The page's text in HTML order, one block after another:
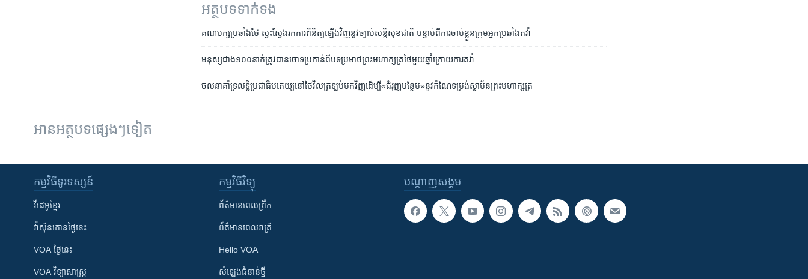
អត្ថបទ​ទាក់ទង
គណបក្ស​ប្រឆាំង​ថៃ ស្វះស្វែង​រក​ការពិនិត្យ​ឡើង​វិញ​នូវ​ច្បាប់​សន្តិសុខ​ជាតិ បន្ទាប់ពី​ការចាប់​ខ្លួន​ក្រុម​អ្នកប្រឆាំង​តវ៉ា
មនុស្ស​ជាង​១០០​នាក់​ត្រូវ​បាន​ចោទ​ប្រកាន់​ពី​បទ​ប្រមាថ​ព្រះ​មហា​ក្សត្រ​ថៃ​មួយ​ឆ្នាំ​ក្រោយ​ការ​តវ៉ា
ចលនា​គាំទ្រ​លទ្ធិប្រជាធិបតេយ្យ​នៅ​ថៃ​វិល​ត្រឡប់​មក​វិញ​ដើម្បី​«ជំរុញ​បន្ថែម»​នូវ​កំណែទម្រង់​ស្ថាប័ន​ព្រះមហាក្សត្រ
អានអត្ថបទផ្សេងៗទៀត
បណ្តាញ​សង្គម
កម្មវិធី​ទូរទស្សន៍
វីដេអូ​ខ្មែរ
វ៉ាស៊ីនតោន​ថ្ងៃ​នេះ
VOA ថ្ងៃនេះ
VOA ​វិទ្យាសាស្ត្រ
កម្មវិធី​វិទ្យុ
ព័ត៌មាន​ពេល​ព្រឹក
ព័ត៌មាន​​ពេល​រាត្រី
Hello VOA
សំឡេង​ជំនាន់​ថ្មី